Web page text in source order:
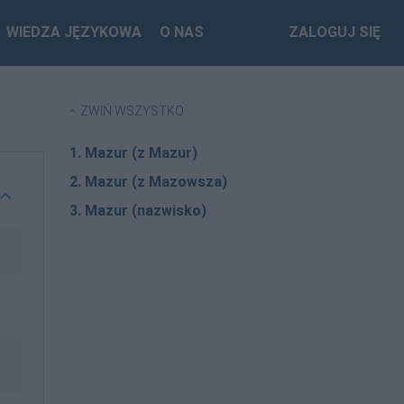
WIEDZA JĘZYKOWA O NAS ZALOGUJ SIĘ
ZWIŃ WSZYSTKO
1. Mazur (z Mazur)
2. Mazur (z Mazowsza)
3. Mazur (nazwisko)